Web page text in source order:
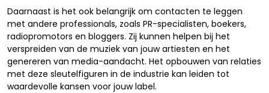
Daarnaast is het ook belangrijk om contacten te leggen
met andere professionals, zoals PR-specialisten, boekers,
radiopromotors en bloggers. Zij kunnen helpen bij het
verspreiden van de muziek van jouw artiesten en het
genereren van media-aandacht. Het opbouwen van relaties
met deze sleutelfiguren in de industrie kan leiden tot
waardevolle kansen voor jouw label.